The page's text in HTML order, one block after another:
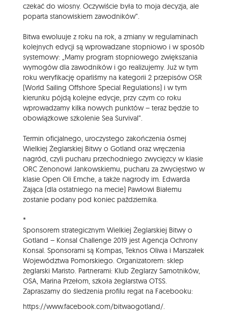
czekać do wiosny. Oczywiście była to moja decyzja, ale
poparta stanowiskiem zawodników”.
Bitwa ewoluuje z roku na rok, a zmiany w regulaminach
kolejnych edycji są wprowadzane stopniowo i w sposób
systemowy: „Mamy program stopniowego zwiększania
wymogów dla zawodników i go realizujemy. Już w tym
roku weryfikację oparliśmy na kategorii 2 przepisów OSR
(World Sailing Offshore Special Regulations) i w tym
kierunku pójdą kolejne edycje, przy czym co roku
wprowadzamy kilka nowych punktów – teraz będzie to
obowiązkowe szkolenie Sea Survival”.
Termin oficjalnego, uroczystego zakończenia ósmej
Wielkiej Żeglarskiej Bitwy o Gotland oraz wręczenia
nagród, czyli pucharu przechodniego zwycięzcy w klasie
ORC Zenonowi Jankowskiemu, pucharu za zwycięstwo w
klasie Open Oli Emche, a także nagrody im. Edwarda
Zająca (dla ostatniego na mecie) Pawłowi Białemu
zostanie podany pod koniec października.
*
Sponsorem strategicznym Wielkiej Żeglarskiej Bitwy o
Gotland – Konsal Challenge 2019 jest Agencja Ochrony
Konsal. Sponsorami są Kompas, Teknos Oliwa i Marszałek
Województwa Pomorskiego. Organizatorem: sklep
żeglarski Maristo. Partnerami: Klub Żeglarzy Samotników,
OSA, Marina Przełom, szkoła żeglarstwa OTSS.
Zapraszamy do śledzenia profilu regat na Facebooku:
https://www.facebook.com/bitwaogotland/.